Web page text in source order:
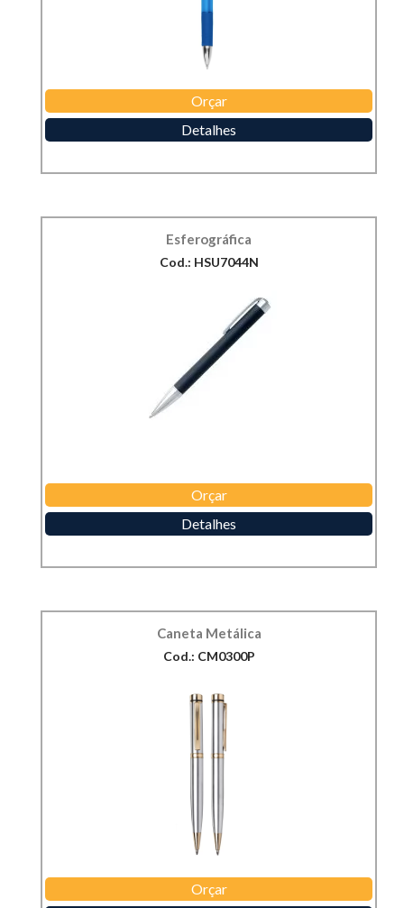
Orçar
Detalhes
Esferográfica
Cod.: HSU7044N
Orçar
Detalhes
Caneta Metálica
Cod.: CM0300P
Orçar